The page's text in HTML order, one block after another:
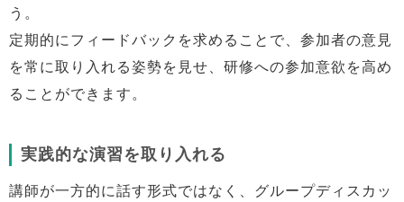
う。
定期的にフィードバックを求めることで、参加者の意見
を常に取り入れる姿勢を見せ、研修への参加意欲を高め
ることができます。
実践的な演習を取り入れる
講師が一方的に話す形式ではなく、グループディスカッ